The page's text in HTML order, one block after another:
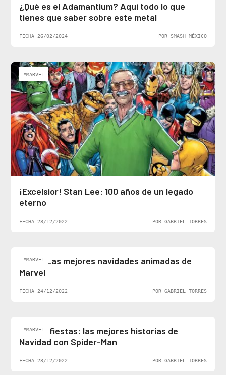
¿Qué es el Adamantium? Aquí todo lo que
tienes que saber sobre este metal
FECHA 26/02/2024 POR SMASH MÉXICO
#MARVEL
¡Excelsior! Stan Lee: 100 años de un legado
eterno
FECHA 28/12/2022 POR GABRIEL TORRES
#MARVEL
Top 5: Las mejores navidades animadas de
Marvel
FECHA 24/12/2022 POR GABRIEL TORRES
#MARVEL
Felices fiestas: las mejores historias de
Navidad con Spider-Man
FECHA 23/12/2022 POR GABRIEL TORRES